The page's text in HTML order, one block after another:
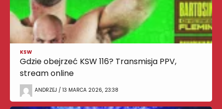
KSW
Gdzie obejrzeć KSW 116? Transmisja PPV,
stream online
ANDRZEJ / 13 MARCA 2026, 23:38